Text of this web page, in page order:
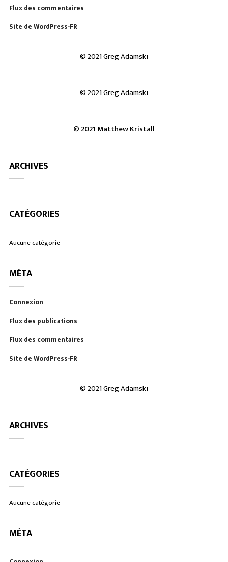
Flux des commentaires
Site de WordPress-FR
© 2021 Greg Adamski
© 2021 Greg Adamski
© 2021 Matthew Kristall
ARCHIVES
CATÉGORIES
Aucune catégorie
MÉTA
Connexion
Flux des publications
Flux des commentaires
Site de WordPress-FR
© 2021 Greg Adamski
ARCHIVES
CATÉGORIES
Aucune catégorie
MÉTA